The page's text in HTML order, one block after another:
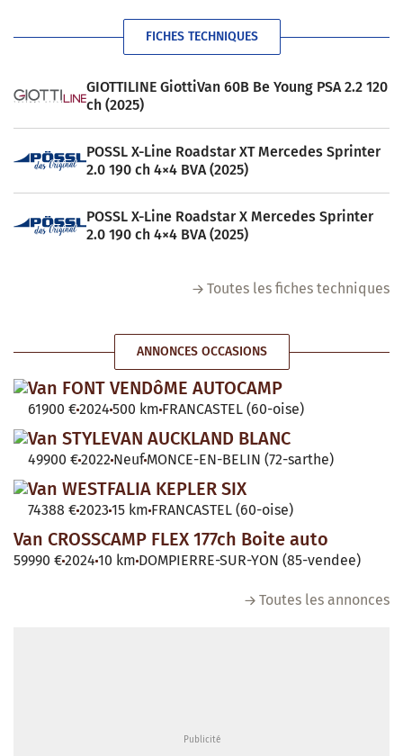
FICHES TECHNIQUES
GIOTTILINE GiottiVan 60B Be Young PSA 2.2 120
ch (2025)
POSSL X-Line Roadstar XT Mercedes Sprinter
2.0 190 ch 4×4 BVA (2025)
POSSL X-Line Roadstar X Mercedes Sprinter
2.0 190 ch 4×4 BVA (2025)
Toutes les fiches techniques
ANNONCES OCCASIONS
Van FONT VENDôME AUTOCAMP
61900 €2024 500 km FRANCASTEL (60-oise)
Van STYLEVAN AUCKLAND BLANC
49900 €2022 Neuf MONCE-EN-BELIN (72-sarthe)
Van WESTFALIA KEPLER SIX
74388 €2023 15 km FRANCASTEL (60-oise)
Van CROSSCAMP FLEX 177ch Boite auto
59990 €2024 10 km DOMPIERRE-SUR-YON (85-vendee)
Toutes les annonces